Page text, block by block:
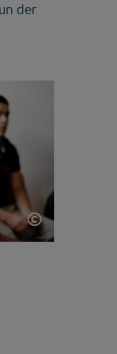
der
©